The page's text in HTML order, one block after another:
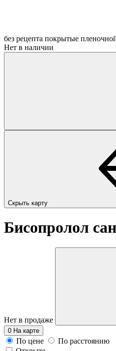
без рецепта покрытые
Нет в наличии
Скрыть карту
Бисопролол
Нет в продаже
0 На карте
По цене
По расстоянию